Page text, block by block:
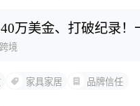
万美金、打破纪录！
抢 | 品牌出海
境
家具家居 品牌信任